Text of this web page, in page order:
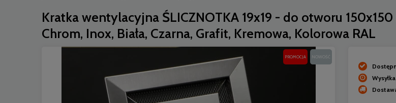
Kratka wentylacyjna ŚLICZNOTKA 19x19 - do otworu
Chrom, Inox, Biała, Czarna, Grafit, Kremowa, Kolorowa RAL
PROMOCJA NOWOŚĆ